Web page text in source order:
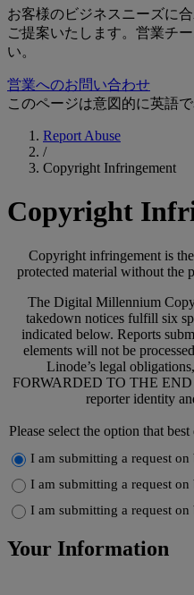
お客様のビジネスニーズに
ご提案いたします。営業チ
い。
営業へのお問い合わせ
このページは意図的に英語
Report Abuse
/
Copyright Infringement
Copyright
Copyright infringement is
protected material without the
The Digital Millennium
takedown notices fulfill six
indicated below. Reports
elements will not be
Linode’s legal
FORWARDED TO THE
reporter identity
Please select the option that
I am submitting a request
I am submitting a request
I am submitting a request
Your Information